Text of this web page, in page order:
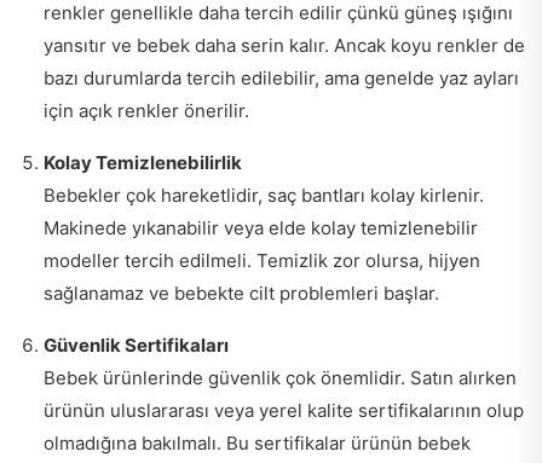
renkler genellikle daha tercih edilir çünkü güneş ışığını
yansıtır ve bebek daha serin kalır. Ancak koyu renkler de
bazı durumlarda tercih edilebilir, ama genelde yaz ayları
için açık renkler önerilir.
Kolay Temizlenebilirlik
Bebekler çok hareketlidir, saç bantları kolay kirlenir.
Makinede yıkanabilir veya elde kolay temizlenebilir
modeller tercih edilmeli. Temizlik zor olursa, hijyen
sağlanamaz ve bebekte cilt problemleri başlar.
Güvenlik Sertifikaları
Bebek ürünlerinde güvenlik çok önemlidir. Satın alırken
ürünün uluslararası veya yerel kalite sertifikalarının olup
olmadığına bakılmalı. Bu sertifikalar ürünün bebek